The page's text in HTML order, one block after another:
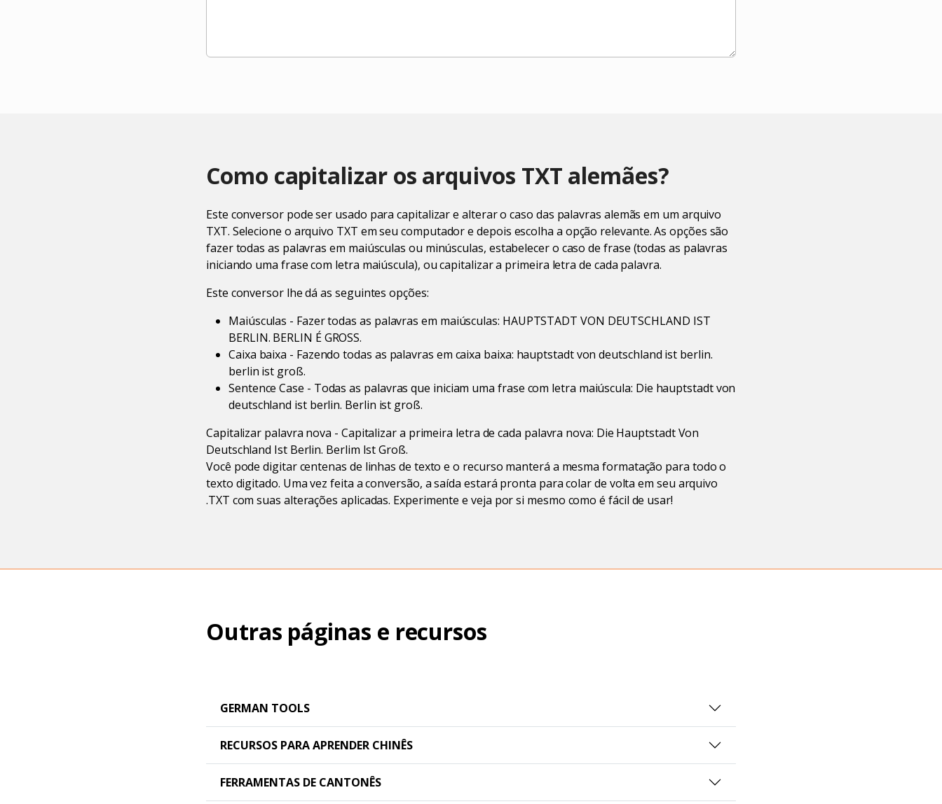
Como capitalizar os arquivos TXT alemães?
Este conversor pode ser usado para capitalizar e alterar o caso das palavras alemãs em um arquivo
TXT. Selecione o arquivo TXT em seu computador e depois escolha a opção relevante. As opções são
fazer todas as palavras em maiúsculas ou minúsculas, estabelecer o caso de frase (todas as palavras
iniciando uma frase com letra maiúscula), ou capitalizar a primeira letra de cada palavra.
Este conversor lhe dá as seguintes opções:
Maiúsculas - Fazer todas as palavras em maiúsculas: HAUPTSTADT VON DEUTSCHLAND IST
BERLIN. BERLIN É GROSS.
Caixa baixa - Fazendo todas as palavras em caixa baixa: hauptstadt von deutschland ist berlin.
berlin ist groß.
Sentence Case - Todas as palavras que iniciam uma frase com letra maiúscula: Die hauptstadt von
deutschland ist berlin. Berlin ist groß.
Capitalizar palavra nova - Capitalizar a primeira letra de cada palavra nova: Die Hauptstadt Von
Deutschland Ist Berlin. Berlim Ist Groß.
Você pode digitar centenas de linhas de texto e o recurso manterá a mesma formatação para todo o
texto digitado. Uma vez feita a conversão, a saída estará pronta para colar de volta em seu arquivo
.TXT com suas alterações aplicadas. Experimente e veja por si mesmo como é fácil de usar!
Outras páginas e recursos
GERMAN TOOLS
RECURSOS PARA APRENDER CHINÊS
FERRAMENTAS DE CANTONÊS